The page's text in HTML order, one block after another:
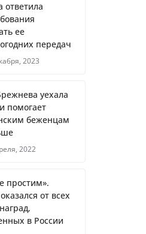
друг
продал яхту и
уехала из РФ и
ответила
ее
передач
2023
уехала
помогает
беженцам
2022
простим».
от всех
в России